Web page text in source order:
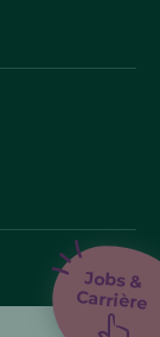
Jobs &
Carrière